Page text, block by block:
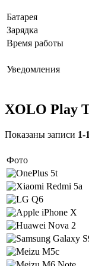
Батарея
Зарядка
Время работы
Уведомления
XOLO Play
Показаны записи 1-
Фото